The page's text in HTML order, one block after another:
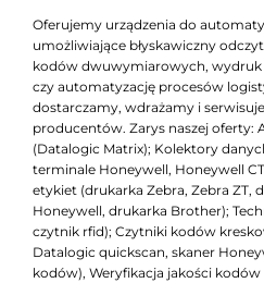
Oferujemy urządzenia do
umożliwiające błyskawiczny
kodów dwuwymiarowych,
czy automatyzację procesów
dostarczamy, wdrażamy i
producentów. Zarys naszej oferty:
(Datalogic Matrix); Kolektory
terminale Honeywell, Honeywell
etykiet (drukarka Zebra, Zebra ZT,
Honeywell, drukarka Brother);
czytnik rfid); Czytniki kodów
Datalogic quickscan, skaner
kodów), Weryfikacja jakości